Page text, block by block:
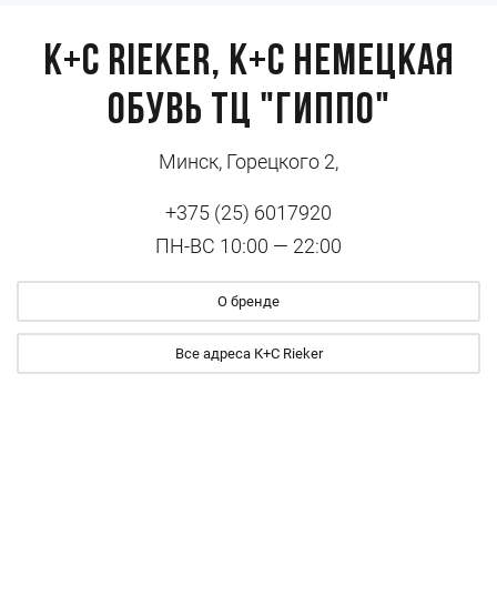
К+С Rieker, К+С Немецкая
Обувь ТЦ "Гиппо"
Минск, Горецкого 2,
+375 (25) 6017920
ПН-ВС 10:00 — 22:00
О бренде
Все адреса К+С Rieker